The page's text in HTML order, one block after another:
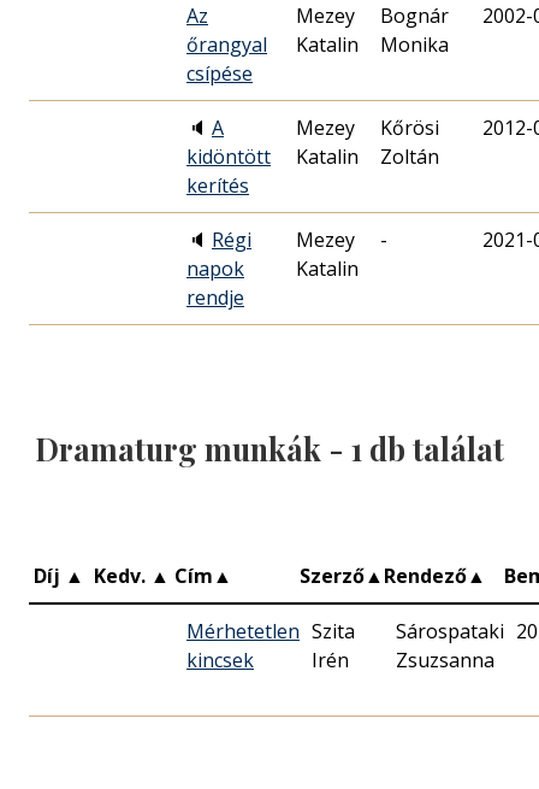
Az
őrangyal
csípése
Mezey
Katalin
Bognár
Monika
2002-
🔈 A
kidöntött
kerítés
Mezey
Katalin
Kőrösi
Zoltán
2012-
🔈 Régi
napok
rendje
Mezey
Katalin
- 2021-
Dramaturg munkák - 1 db találat
Díj ▲ Kedv. ▲ Cím▲ Szerző▲Rendező▲
Mérhetetlen
kincsek
Szita
Irén
Sárospataki
Zsuzsanna